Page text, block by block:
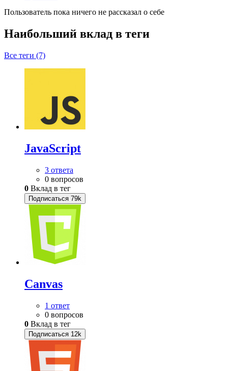
Пользователь пока ничего не рассказал о себе
Наибольший вклад в теги
Все теги (7)
JavaScript
3 ответа
0 вопросов
0 Вклад в тег
Подписаться 79k
Canvas
1 ответ
0 вопросов
0 Вклад в тег
Подписаться 12k